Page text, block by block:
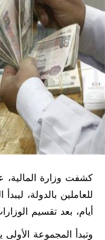
كشفت وزارة
أيام، بعد تقسيم الوزارات إلى 4